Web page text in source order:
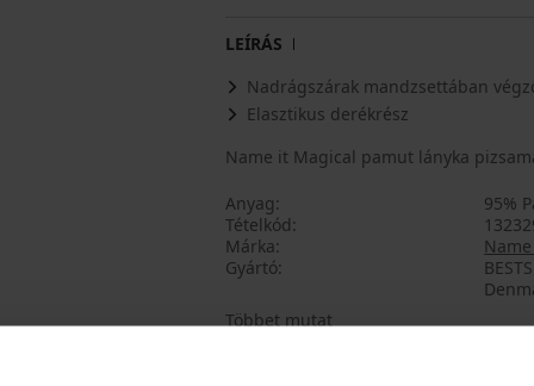
LEÍRÁS
Nadrágszárak mandzsettában
Elasztikus derékrész
Name it Magical pamut lányka
Anyag
95%
Tételkód
Márka
Gyártó
Többet mutat